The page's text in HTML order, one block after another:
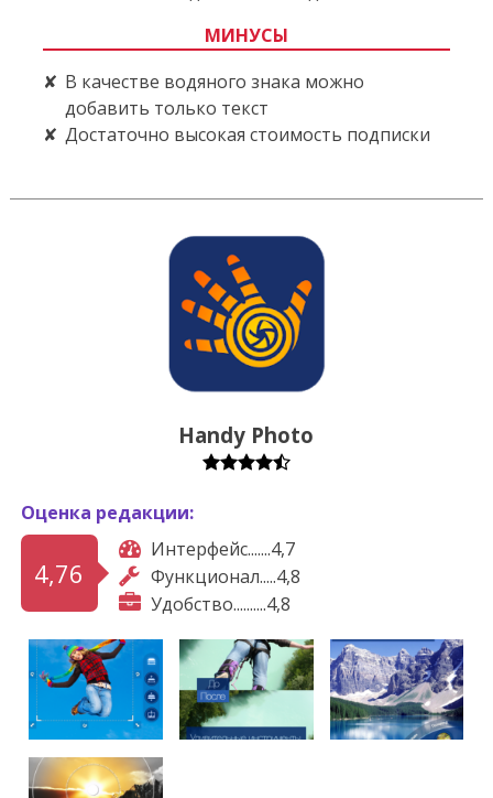
МИНУСЫ
В качестве водяного знака можно
добавить только текст
Достаточно высокая стоимость подписки
Handy Photo
Оценка редакции:
4,76
Интерфейс.......4,7
Функционал.....4,8
Удобство..........4,8